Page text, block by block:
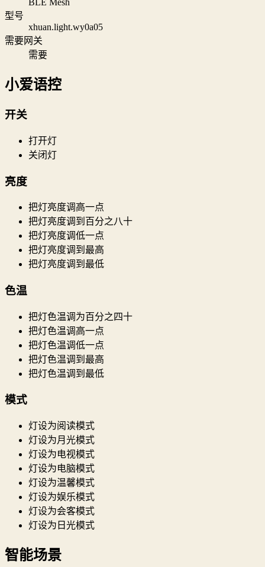
BLE Mesh
型号
xhuan.light.wy0a05
需要网关
需要
小爱语控
开关
打开灯
关闭灯
亮度
把灯亮度调高一点
把灯亮度调到百分之八十
把灯亮度调低一点
把灯亮度调到最高
把灯亮度调到最低
色温
把灯色温调为百分之四十
把灯色温调高一点
把灯色温调低一点
把灯色温调到最高
把灯色温调到最低
模式
灯设为阅读模式
灯设为月光模式
灯设为电视模式
灯设为电脑模式
灯设为温馨模式
灯设为娱乐模式
灯设为会客模式
灯设为日光模式
智能场景